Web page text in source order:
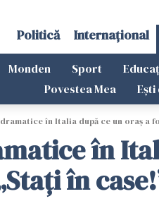
Politică Internațional
Monden Sport
Povestea Mea
în Italia după ce un oraș a
în
în